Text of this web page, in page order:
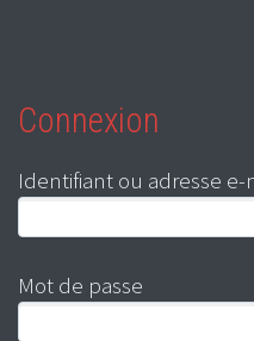
Connexion
Identifiant ou adresse e-
Mot de passe